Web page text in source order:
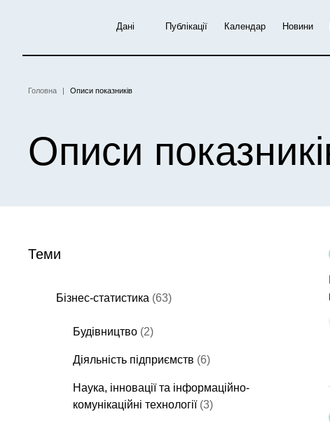
Дані Публікації Календар Новини
Головна Описи показників
Описи
Теми
Бізнес-статистика (63)
Будівництво (2)
Діяльність підприємств (6)
Наука, інновації та інформаційно-
комунікаційні технології (3)